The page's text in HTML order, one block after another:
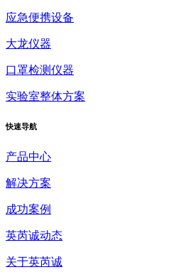
应急便携设备
大龙仪器
口罩检测仪器
实验室整体方案
快速导航
产品中心
解决方案
成功案例
英芮诚动态
关于英芮诚